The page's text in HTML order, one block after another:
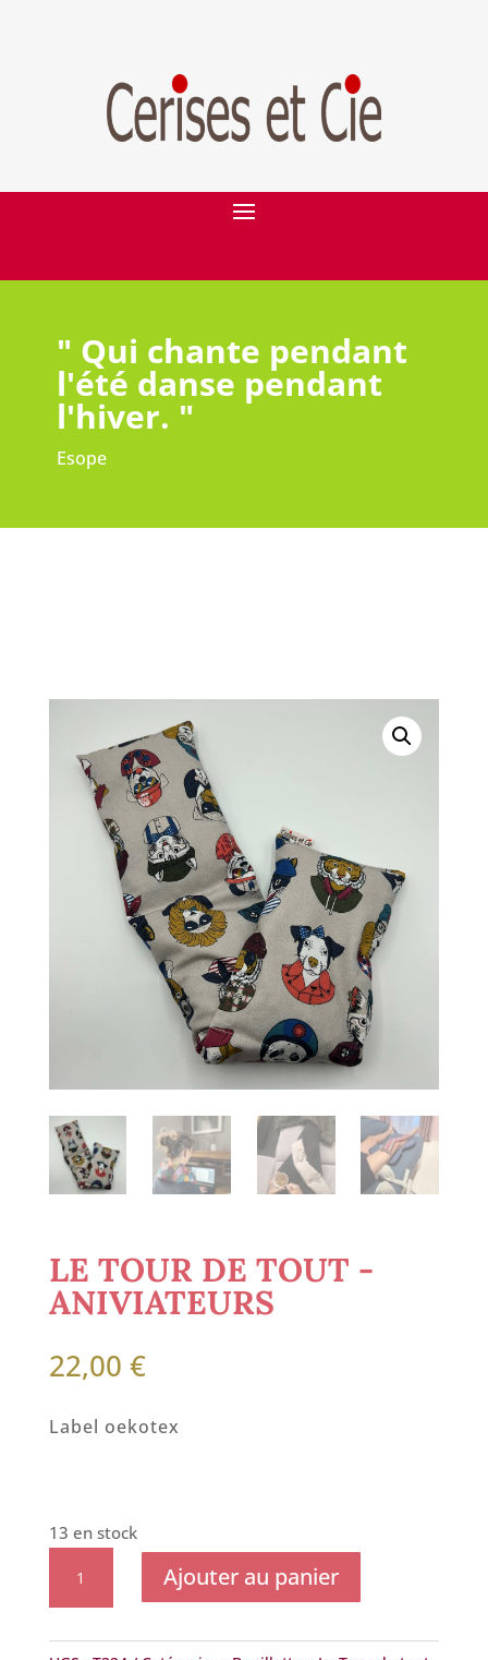
" Qui chante pendant
l'été danse pendant
l'hiver. "
Esope
LE TOUR DE TOUT -
ANIVIATEURS
22,00 €
Label oekotex
13 en stock
Tour
Ajouter au panier